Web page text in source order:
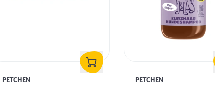
PETCHEN PETCHEN